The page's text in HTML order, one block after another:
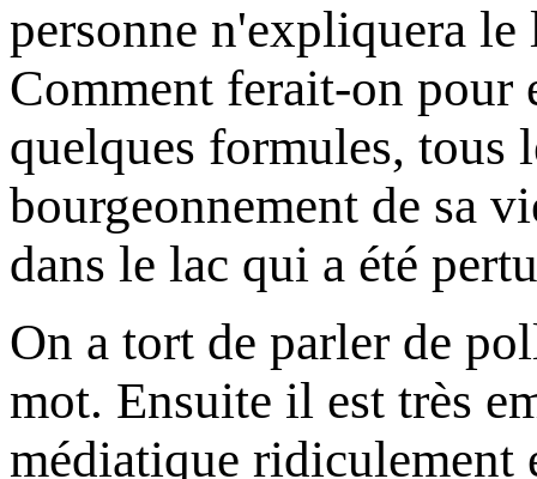
personne n'expliquera
Comment ferait-on pour
quelques formules, tous
bourgeonnement de sa
dans le lac qui a été
On a tort de parler de
mot. Ensuite il est très
médiatique ridiculement